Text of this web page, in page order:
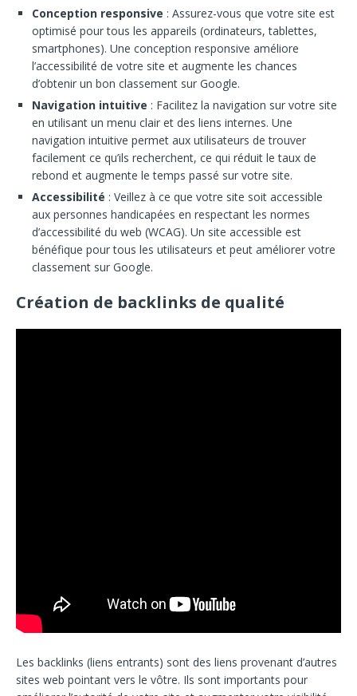
Conception responsive : Assurez-vous que votre site est
optimisé pour tous les appareils (ordinateurs, tablettes,
smartphones). Une conception responsive améliore
l’accessibilité de votre site et augmente les chances
d’obtenir un bon classement sur Google.
Navigation intuitive : Facilitez la navigation sur votre site
en utilisant un menu clair et des liens internes. Une
navigation intuitive permet aux utilisateurs de trouver
facilement ce qu’ils recherchent, ce qui réduit le taux de
rebond et augmente le temps passé sur votre site.
Accessibilité : Veillez à ce que votre site soit accessible
aux personnes handicapées en respectant les normes
d’accessibilité du web (WCAG). Un site accessible est
bénéfique pour tous les utilisateurs et peut améliorer votre
classement sur Google.
Création de backlinks de qualité
Les backlinks (liens entrants) sont des liens provenant d’autres
sites web pointant vers le vôtre. Ils sont importants pour